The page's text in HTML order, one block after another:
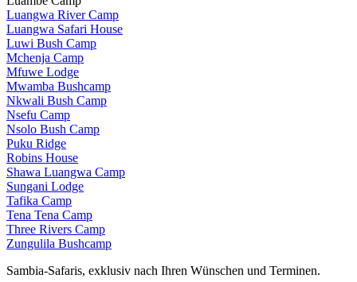
Luangwa River Camp
Luangwa Safari House
Luwi Bush Camp
Mchenja Camp
Mfuwe Lodge
Mwamba Bushcamp
Nkwali Bush Camp
Nsefu Camp
Nsolo Bush Camp
Puku Ridge
Robins House
Shawa Luangwa Camp
Sungani Lodge
Tafika Camp
Tena Tena Camp
Three Rivers Camp
Zungulila Bushcamp
Sambia-Safaris, exklusiv nach Ihren Wünschen und Terminen.